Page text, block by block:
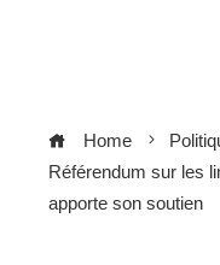
Home
Référendum sur les
apporte son soutien